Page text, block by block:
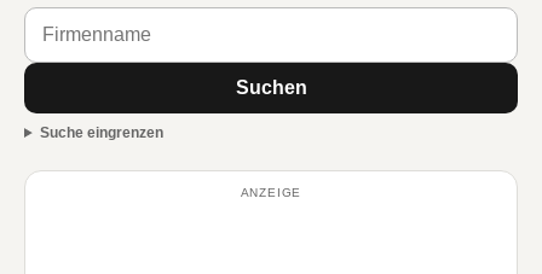
Suchen
Suche eingrenzen
ANZEIGE